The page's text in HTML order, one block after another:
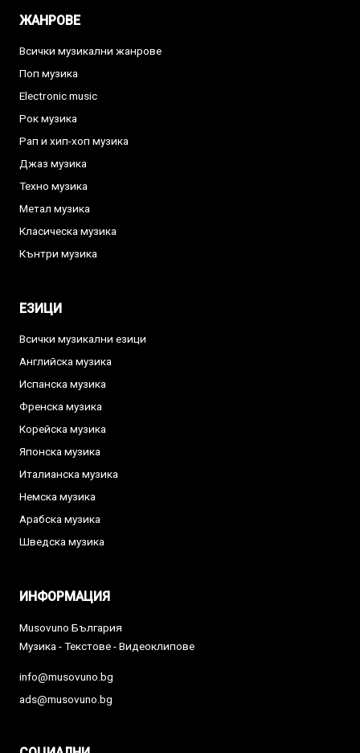
ЖАНРОВЕ
Всички музикални жанрове
Поп музика
Electronic music
Рок музика
Рап и хип-хоп музика
Джаз музика
Техно музика
Метал музика
Класическа музика
Кънтри музика
ЕЗИЦИ
Всички музикални езици
Английска музика
Испанска музика
Френска музика
Корейска музика
Японска музика
Италианска музика
Немска музика
Арабска музика
Шведска музика
ИНФОРМАЦИЯ
Musovuno България
Музика - Текстове - Видеоклипове
info@musovuno.bg
ads@musovuno.bg